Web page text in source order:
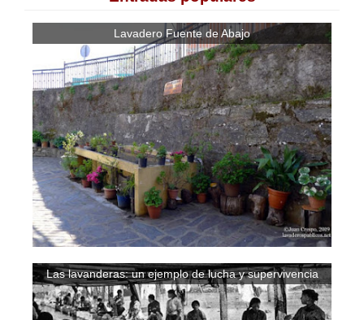
Lavadero Fuente de Abajo
Las lavanderas: un ejemplo de lucha y supervivencia